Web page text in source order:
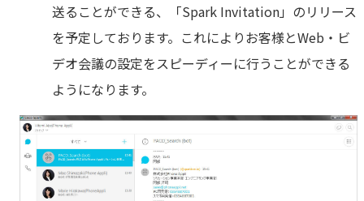
送ることができる、「Spark Invitation」のリリース
を予定しております。これによりお客様とWeb・ビ
デオ会議の設定をスピーディーに行うことができる
ようになります。